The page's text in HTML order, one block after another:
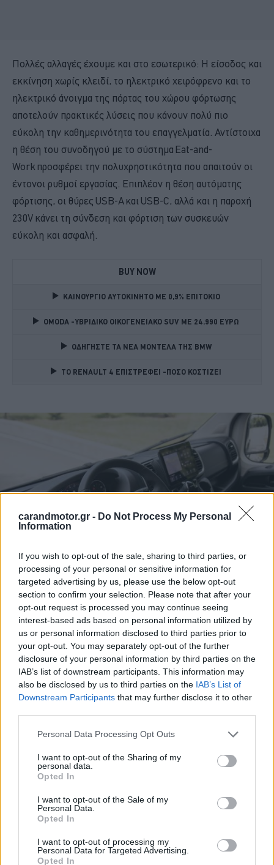
carandmotor.gr - Do Not Process My Personal
Information
If you wish to opt-out of the sale, sharing to third parties, or
processing of your personal or sensitive information for
targeted advertising by us, please use the below opt-out
section to confirm your selection. Please note that after your
opt-out request is processed you may continue seeing
interest-based ads based on personal information utilized by
us or personal information disclosed to third parties prior to
your opt-out. You may separately opt-out of the further
disclosure of your personal information by third parties on the
IAB’s list of downstream participants. This information may
also be disclosed by us to third parties on the IAB’s List of
Downstream Participants that may further disclose it to other
Please note that this website/app uses one or more Google
not limited to your visit or usage behaviour. You may click to
grant or deny consent to Google and its third-party tags to
use your data for below specified purposes in below Google
consent section.
Personal Data Processing Opt Outs
I want to opt-out of the Sharing of my
personal data.
Opted In
I want to opt-out of the Sale of my
Personal Data.
Opted In
I want to opt-out of processing my
Personal Data for Targeted Advertising.
Opted In
Πολλές αλλαγές έχουμε και στο εσωτερικό: Η είσοδος και
εκκίνηση χωρίς κλειδί, το ηλεκτρικό χειρόφρενο και το
ηλεκτρικό άνοιγμα της πόρτας του χώρου φόρτωσης
αποτελούν πρακτικές λύσεις που κάνουν πολύ πιο
εύκολη την καθημερινότητα του επαγγελματία. Αντίστοιχα
η θέση του συνοδηγού με το σύστημα Eat-and-
Work προσφέρει την πολυχρηστικότητα που απαιτούν οι
έντονοι ρυθμοί εργασίας. Επιπλέον η θέση αυτόματης
φόρτισης, οι θύρες USB-A και USB-C, αλλά και η παροχή
230V κάνει τη σύνδεση και φόρτιση των συσκευών
εύκολη και ασφαλή.
BUY NOW
ΚΑΙΝΟΥΡΓΙΟ ΑΥΤΟΚΙΝΗΤΟ ΜΕ 0,9% ΕΠΙΤΟΚΙΟ
OMODA -ΥΒΡΙΔΙΚΟ ΟΙΚΟΓΕΝΕΙΑΚΟ SUV ME 24.990 ΕΥΡΩ
ΟΔΗΓΗΣΤΕ ΤΑ ΝΕΑ ΜΟΝΤΕΛΑ ΤΗΣ BMW
TO RENAULT 4 ΕΠΙΣΤΡΕΦΕΙ -ΠΟΣΟ ΚΟΣΤΙΖΕΙ
Οι πολυάριθμοι αποθηκευτικοί χώροι –χάρη και στη νέα
κονσόλα- καλύπτουν με άνεση κάθε ανάγκη, ενώ νέα είναι
και τα καθίσματα, τα οποία διαθέτουν ειδική σύνθεση
ώστε να είναι πιο άνετα και να στηρίζουν καλύτερα το
σώμα του οδηγού για μια πιο ανατομική θέση. Το σύνολο
συμπληρώνει η πλέον ολοκληρωμένη πρόταση σε επίπεδο
διαθέσιμο με οθόνη αφής έως 10’’ και δυνατότητα
ασύρματου mirroring μέσω Apple CarPlay και Android Auto.
Τέλος, οι διαθέσιμες υπηρεσίες μέσω της εφαρμογής
απόσταση (μέσω smartphone) μιας σειράς λειτουργιών
του αυτοκινήτου, όπως π.χ. το κλείδωμα και το
ξεκλείδωμα των θυρών, την παρακολούθηση της
κατάστασης και των διαδρομών του οχήματος, τη